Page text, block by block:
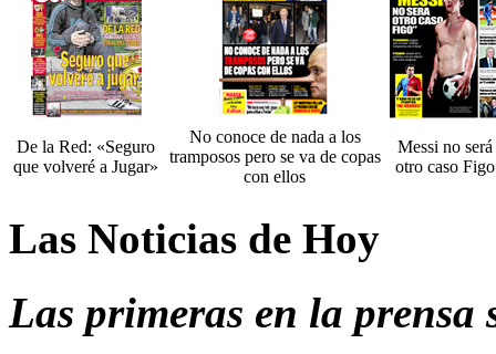
De la Red: «Seguro
que volveré a Jugar»
No conoce de nada a los
tramposos pero se va de copas
con ellos
Messi no será
otro caso Figo
Las Noticias de Hoy
Las primeras en la